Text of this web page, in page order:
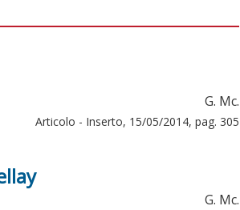
G. Mc.
Articolo - Inserto, 15/05/2014, pag. 305
G. Mc.